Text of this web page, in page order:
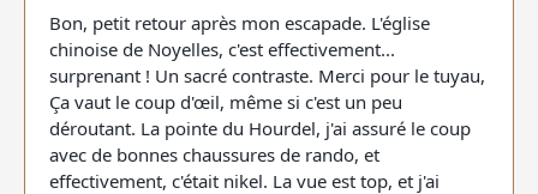
Bon, petit retour après mon escapade. L'église
chinoise de Noyelles, c'est effectivement...
surprenant ! Un sacré contraste. Merci pour le tuyau,
Ça vaut le coup d'œil, même si c'est un peu
déroutant. La pointe du Hourdel, j'ai assuré le coup
avec de bonnes chaussures de rando, et
effectivement, c'était nikel. La vue est top, et j'ai